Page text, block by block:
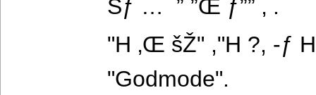
Šƒ …  ” ”Œ ƒ”” ‚ .
"H ‚Œ šŽ" ,"H ?, -ƒ
"Godmode".